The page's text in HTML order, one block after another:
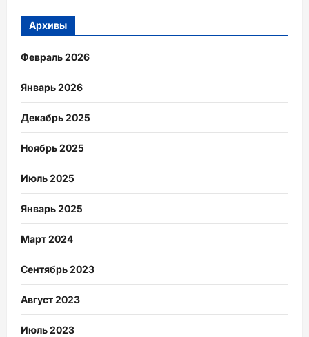
Архивы
Февраль 2026
Январь 2026
Декабрь 2025
Ноябрь 2025
Июль 2025
Январь 2025
Март 2024
Сентябрь 2023
Август 2023
Июль 2023